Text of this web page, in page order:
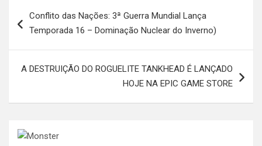
de
Conflito das Nações: 3ª Guerra Mundial Lança
Temporada 16 – Dominação Nuclear do Inverno)
A DESTRUIÇÃO DO ROGUELITE TANKHEAD É LANÇADO
HOJE NA EPIC GAME STORE